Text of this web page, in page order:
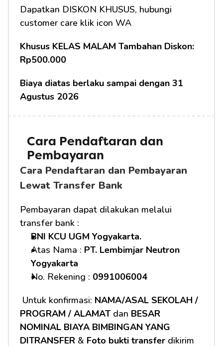
Dapatkan DISKON KHUSUS, hubungi
customer care klik icon WA
Khusus KELAS MALAM Tambahan Diskon:
Rp500.000
Biaya diatas berlaku sampai dengan 31
Agustus 2026
Cara Pendaftaran dan
Pembayaran
Cara Pendaftaran dan Pembayaran
Lewat Transfer Bank
Pembayaran dapat dilakukan melalui
transfer bank :
BNI KCU UGM Yogyakarta.
Atas Nama : PT. Lembimjar Neutron
Yogyakarta
No. Rekening : 0991006004
Untuk konfirmasi: NAMA/ASAL SEKOLAH /
PROGRAM / ALAMAT dan BESAR
NOMINAL BIAYA BIMBINGAN YANG
DITRANSFER & Foto bukti transfer dikirim